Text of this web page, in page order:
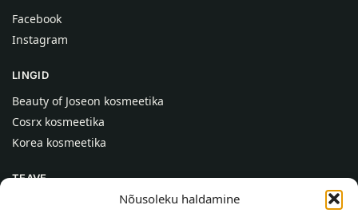
Nõusoleku haldamine
Facebook
Instagram
LINGID
Beauty of Joseon kosmeetika
Cosrx kosmeetika
Korea kosmeetika
TEAVE